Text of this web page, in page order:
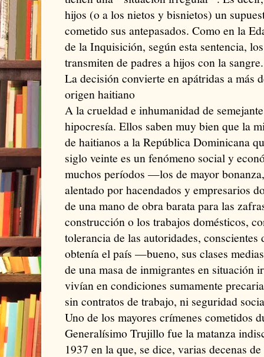
hijos (o a los nietos y bisnietos) un
cometido sus antepasados. Como en la
de la Inquisición, según esta sentencia,
transmiten de padres a hijos con la sangre.
La decisión convierte en apátridas a más
origen haitiano
A la crueldad e inhumanidad de
hipocresía. Ellos saben muy bien que la
de haitianos a la República Dominicana
siglo veinte es un fenómeno social y
muchos períodos —los de mayor
alentado por hacendados y empresarios
de una mano de obra barata para las
construcción o los trabajos domésticos,
tolerancia de las autoridades,
obtenía el país —bueno, sus clases
de una masa de inmigrantes en situación
vivían en condiciones sumamente
sin contratos de trabajo, ni seguridad
Uno de los mayores crímenes cometidos
Generalísimo Trujillo fue la matanza
1937 en la que, se dice, varias decenas